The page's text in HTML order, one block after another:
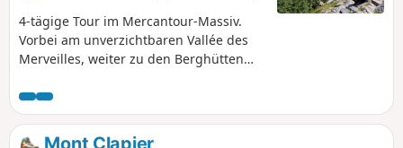
4-tägige Tour im Mercantour-Massiv.
Vorbei am unverzichtbaren Vallée des
Merveilles, weiter zu den Berghütten
Madone de Fenestre, dann Ende der
Rundwanderung am Pont du Countet,
Endpunkt der Straße des Gordolasque-
Mont Clapier